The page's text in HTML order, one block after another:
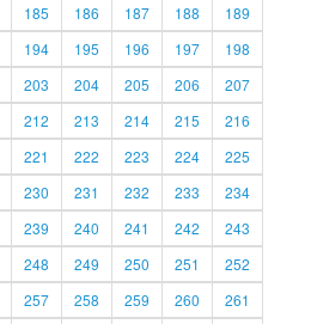
185 186 187 188
189
194 195 196 197
198
203 204 205 206
207
212 213 214 215
216
221 222 223 224
225
230 231 232 233
234
239 240 241 242
243
248 249 250 251
252
257 258 259 260
261